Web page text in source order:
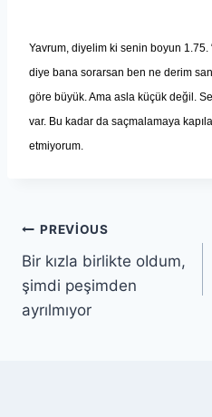
Yavrum, diyelim ki senin boyun
diye bana sorarsan ben ne derim
göre büyük. Ama asla küçük değil.
var. Bu kadar da saçmalamaya kapı
etmiyorum.
PREVIOUS
Bir kızla birlikte oIdum,
şimdi peşimden
ayrılmıyor